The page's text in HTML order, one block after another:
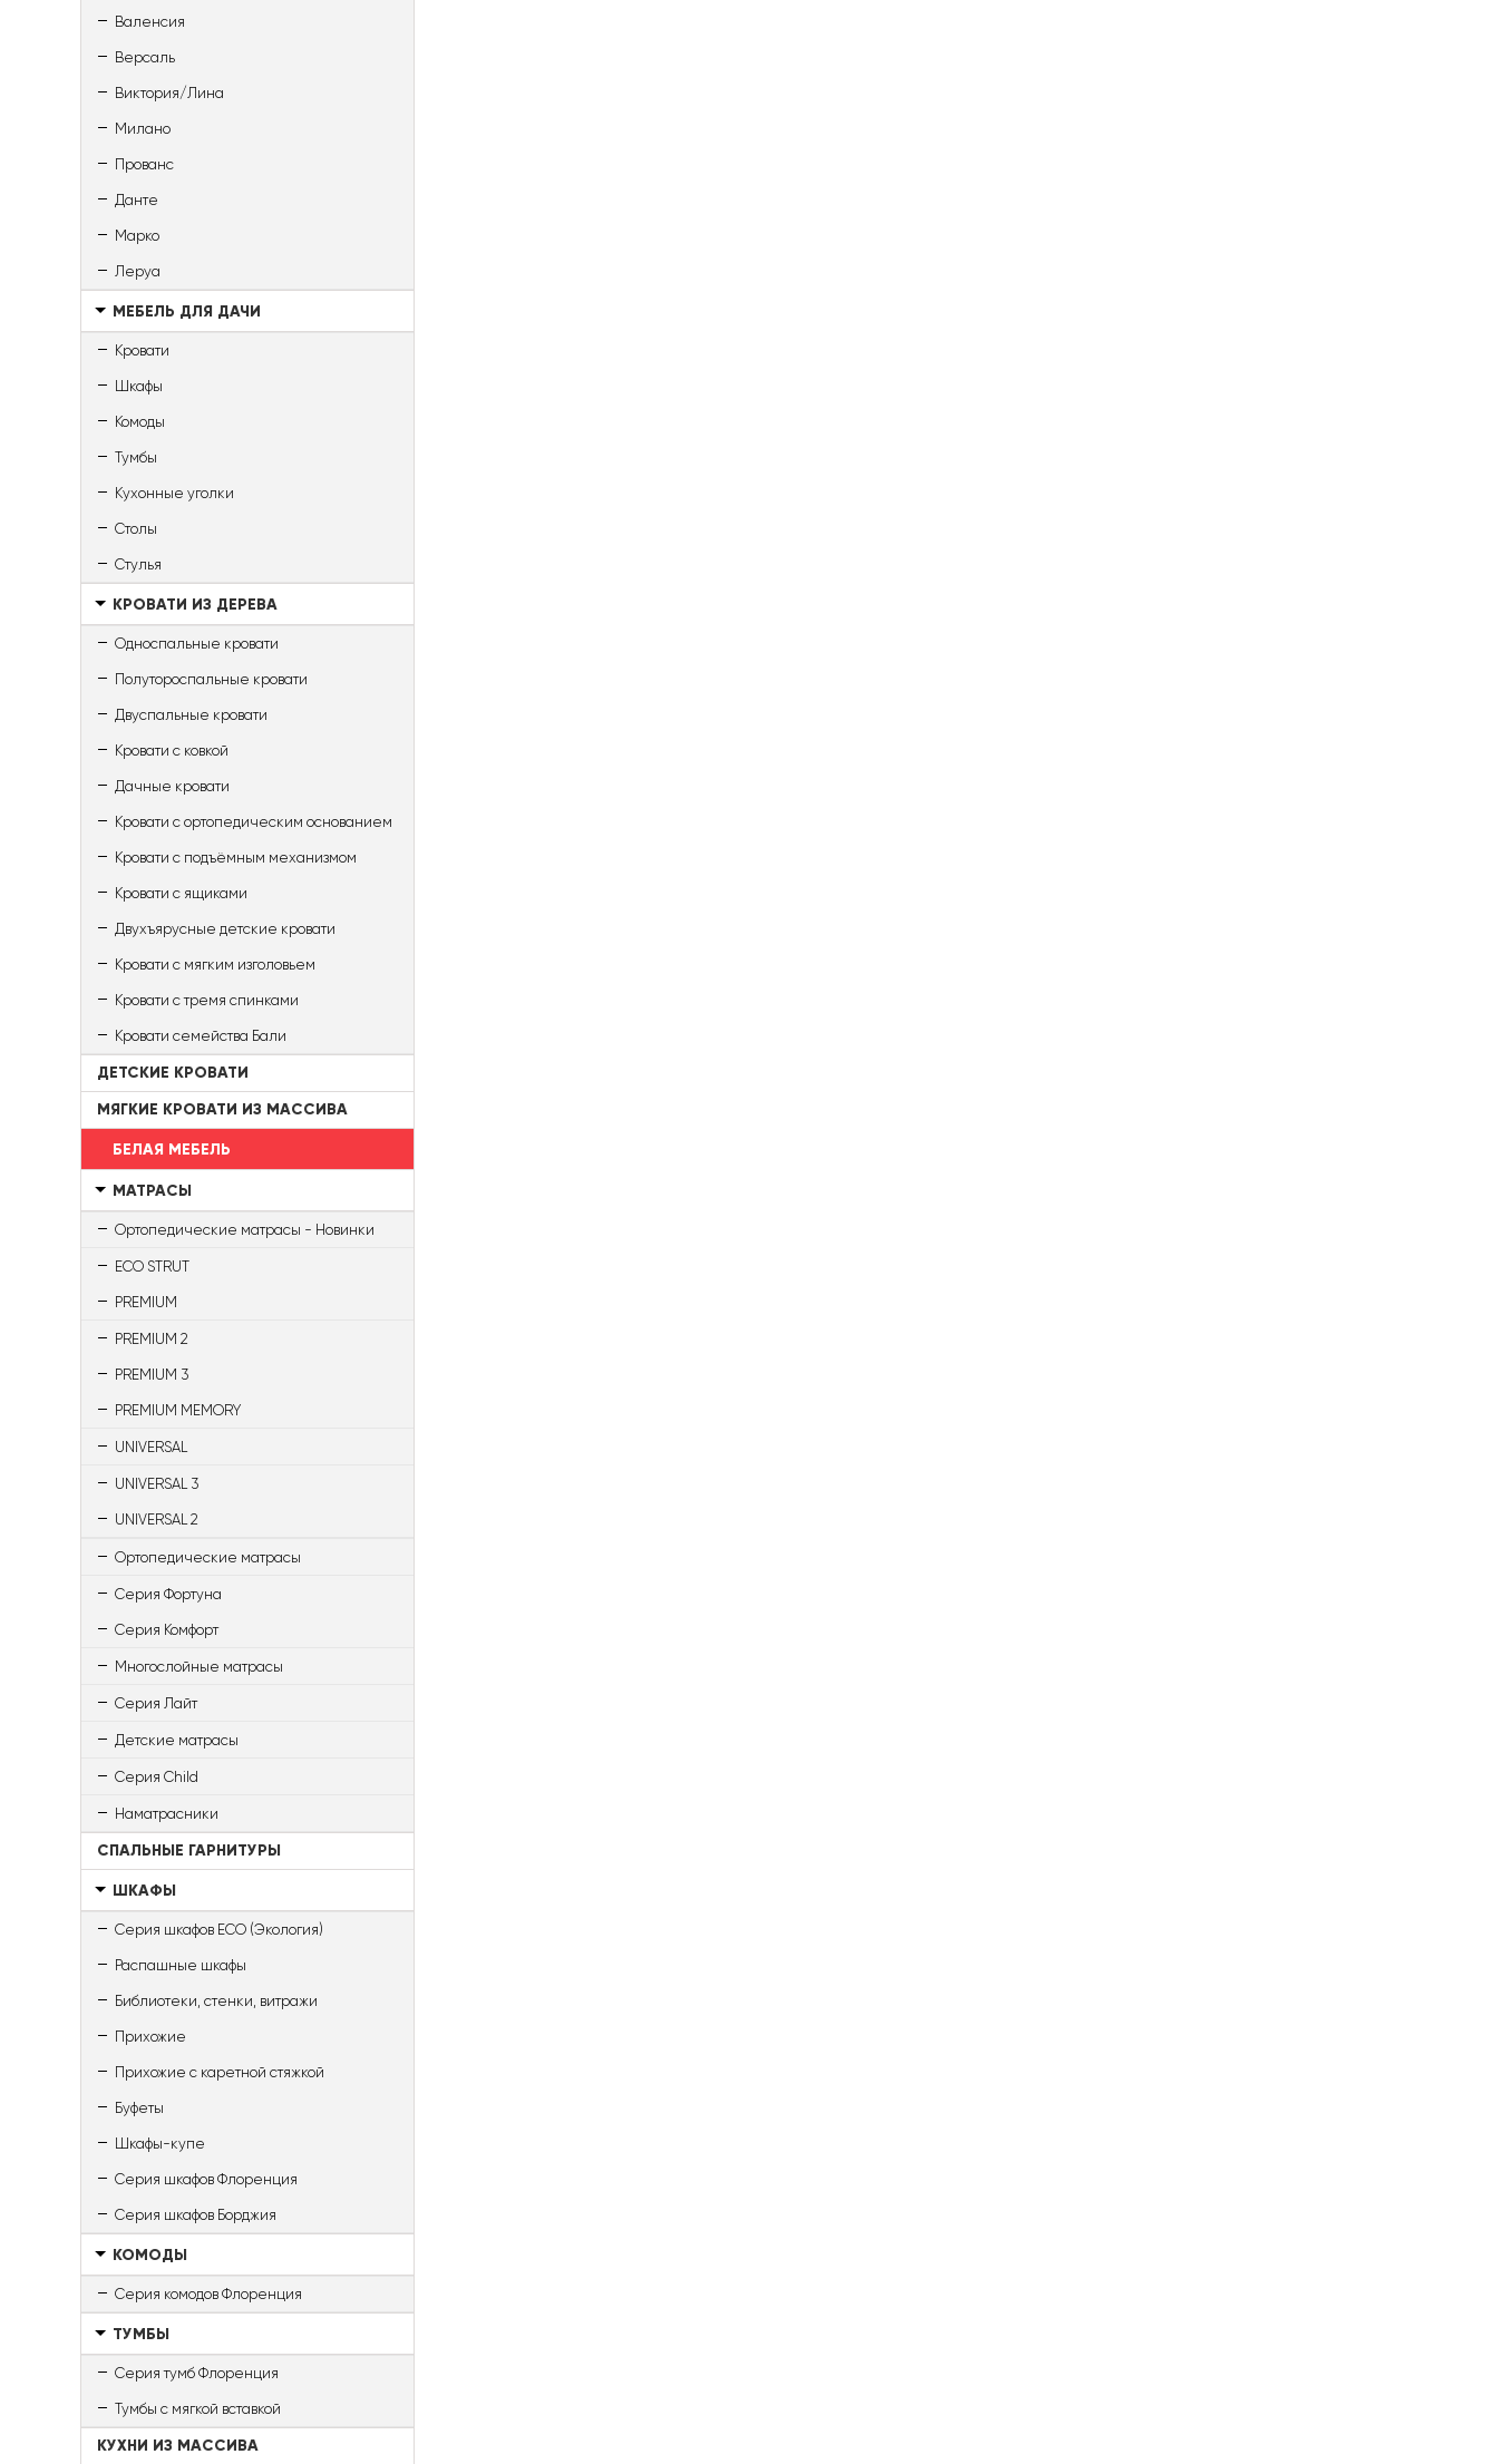
Валенсия
Версаль
Виктория/Лина
Милано
Прованс
Данте
Марко
Леруа
МЕБЕЛЬ ДЛЯ ДАЧИ
Кровати
Шкафы
Комоды
Тумбы
Кухонные уголки
Столы
Стулья
КРОВАТИ ИЗ ДЕРЕВА
Односпальные кровати
Полутороспальные кровати
Двуспальные кровати
Кровати с ковкой
Дачные кровати
Кровати с ортопедическим основанием
Кровати с подъёмным механизмом
Кровати с ящиками
Двухъярусные детские кровати
Кровати с мягким изголовьем
Кровати с тремя спинками
Кровати семейства Бали
ДЕТСКИЕ КРОВАТИ
МЯГКИЕ КРОВАТИ ИЗ МАССИВА
БЕЛАЯ МЕБЕЛЬ
МАТРАСЫ
Ортопедические матрасы - Новинки
ECO STRUT
PREMIUM
PREMIUM 2
PREMIUM 3
PREMIUM MEMORY
UNIVERSAL
UNIVERSAL 3
UNIVERSAL 2
Ортопедические матрасы
Серия Фортуна
Серия Комфорт
Многослойные матрасы
Серия Лайт
Детские матрасы
Серия Child
Наматрасники
СПАЛЬНЫЕ ГАРНИТУРЫ
ШКАФЫ
Серия шкафов ECO (Экология)
Распашные шкафы
Библиотеки, стенки, витражи
Прихожие
Прихожие с каретной стяжкой
Буфеты
Шкафы-купе
Серия шкафов Флоренция
Серия шкафов Борджия
КОМОДЫ
Серия комодов Флоренция
ТУМБЫ
Серия тумб Флоренция
Тумбы с мягкой вставкой
КУХНИ ИЗ МАССИВА